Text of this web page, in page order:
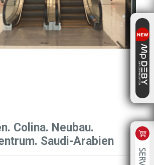
Colina. Neubau.
Saudi-Arabien